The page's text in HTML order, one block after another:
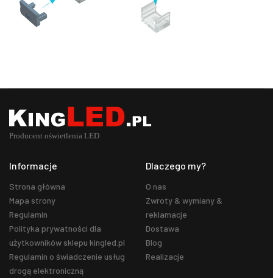
Informacje
Strona główna
Mapa strony
Regulamin
Polityka prywatności dla
użytkowników sklepu kingled.pl
Regulamin o świadczenie usług
drogą elektroniczną
Dlaczego my?
O nas
Zwroty & wymiany &
reklamacje
Dostawa
Blog
Realizacje